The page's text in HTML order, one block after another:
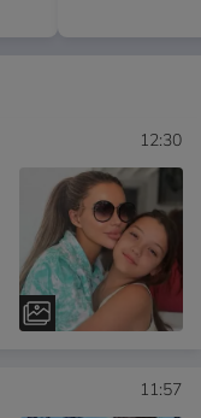
12:30
11:57